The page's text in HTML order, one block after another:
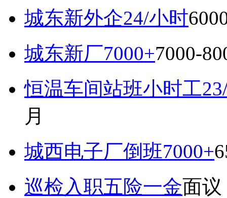
城东新外企24/小时
城东新厂7000+7000-
恒温车间站班小时工
月
城西电子厂倒班7000+
巡检入职五险一金面议